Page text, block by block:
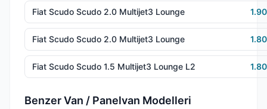
Fiat Scudo Scudo 2.0 Multijet3 Lounge
Fiat Scudo Scudo 2.0 Multijet3 Lounge
Fiat Scudo Scudo 1.5 Multijet3 Lounge L2
Benzer Van / Panelvan Modelleri